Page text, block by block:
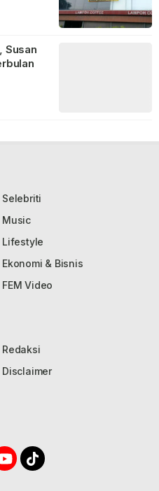
Susan
Selebriti
Music
Lifestyle
Ekonomi & Bisnis
FEM Video
Redaksi
Disclaimer